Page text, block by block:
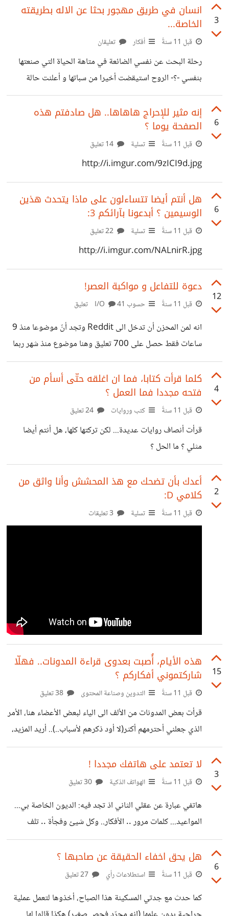
3
انسان في طريق مهجور بحثا عن الاله بطريقته
الخاصة...
قبل 11 سنةً أفكار تعليقان
رحلة البحث عن نفسي الضائعة في متاهة الحياة التي صنعتها
بنفسي -؟- الروح استيقضت أخيرا من سباتها و أعلنت حالة
طوارئ بأمل لا ينذر بشيئ سوى السراب في الأفق -محاولة
فاشلة- أيتها الروح و يا نفسي أين كنت قابعة ؟ آثرتي الصمت
حين كنت بحاجة اليكِ، ... لستِ ملكي ولست ملكك فكلانا باع
الآخر لمالك آخر ؟ مرحبا بعودة اللّون الرمادي (مالكك الجديد !)
كل من اتهمني بالفشل جعلني أنجح، كل من التصق بي جعلني
6
إنه مثير للإحراج هاهاها.. هل صادفتم هذه
الصفحة يوما ؟
قبل 11 سنةً تسلية
http://i.imgur.com/9zICI9d.jpg
6
هل أنتم أيضا تتساءلون على ماذا يتحدث هذين
الوسيمين ؟ أبدعونا بآرائكم 3:
قبل 11 سنةً تسلية
http://i.imgur.com/NALnirR.jpg
12
دعوة للتفاعل و مواكبة العصر!
قبل 11 سنةً حسوب I/O 41 تعليق
انه لمن المحزن أن تدخل الى Reddit وتجد أنّ موضوعا منذ 9
ساعات فقط حصل على 700 تعليق وهنا موضوع منذ شهر ربما
حصل فقط على 70 على أقصى حد... والمدهش في الأمر أنك لو
نقلت ذلك الموضوع من ريديت حرفيا الى هنا لدهشت بكم
التقييمات السلبية دون أي تعليق، لأنه ببساطة موضوعك يختلف
ب7000 نقطة اجابية على موضوع منذ 5أيام.. كتبت موضوعا
وصل عدد المشاهدات فيه الى 638 مشاهدة وااااو،
4
كلما قرأت كتابا، فما ان اغلقه حتّى أسأم من
فتحه مجددا فما العمل ؟
قبل 11 سنةً كتب وروايات
قرأت أنصاف روايات عديدة... لكن تركتها كلها، هل أنتم أيضا
مثلي ؟ ما الحل ؟
2
أعدك بأن تضحك مع هذ المحشش وأنا واثق من
كلامي D:
قبل 11 سنةً تسلية
15
هذه الأيام، أُصبت بعدوى قراءة المدونات.. فهلّا
شاركتموني أفكاركم ؟
قبل 11 سنةً التدوين وصناعة المحتوى
قرأت بعض المدونات من الألف الى الياء لبعض الأعضاء هنا، الأمر
الذي جعلني أحترمهم أكثر(لا أود ذكرهم لأسباب..).. أريد المزيد،
ويا حبذا لو تكون منكم... يا أعضاء المجتمع انها فرصة لتعريفنا
بكم.. لذا رجاءا لا تبخلوا علينا لبعض الأسباب التي لا أود ذكرها
أيضا والتي يعرفها الجميع.. ان كانت لديك مدونة فشاركني
3
لا تعتمد على هاتفك مجددا !
قبل 11 سنةً الهواتف الذكية
هاتفي عبارة عن عقلي الثاني اذ تجد فيه: الديون الخاصة بي...
المواعيد... كلمات مرور .. الأفكار.. وكل شيئ وفجأة .. تلف
الجهاز... ذهبت به الى محالات الصيانة -بدون جدوى- اشتريت
آخرا... دارت الأيام، نفس الشيئ... أعطتني أختي هاتفا... نفس
الشيئ... ثم أعطاني أخي أيضا هاتفا.. احتمل شهران وبعدها.. لم
تلف... والمشكلة أني دائما أعيد نفس الغلطة... هذا الأخير فيه
6
هل يحق اخفاء الحقيقة عن صاحبها ؟
قبل 11 سنةً استطلاعات رأي
كما حدث مع جدتي المسكينة هذا الصباح، أخذوها لتعمل عملية